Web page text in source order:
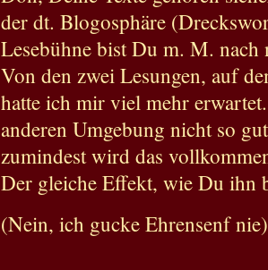
der dt. Blogosphäre
Lesebühne bist Du m. M. nach
Von den zwei Lesungen, auf
hatte ich mir viel mehr
anderen Umgebung nicht so
zumindest wird das
Der gleiche Effekt, wie Du ihn
(Nein, ich gucke Ehrensenf nie)